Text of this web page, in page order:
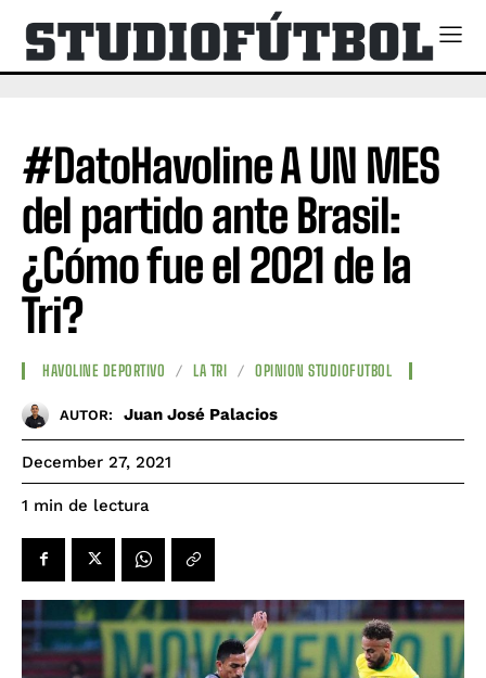
#DatoHavoline A UN MES
del partido ante Brasil:
¿Cómo fue el 2021 de la
Tri?
HAVOLINE DEPORTIVO LA TRI OPINION STUDIOFUTBOL
AUTOR: Juan José Palacios
December 27, 2021
1 min de lectura